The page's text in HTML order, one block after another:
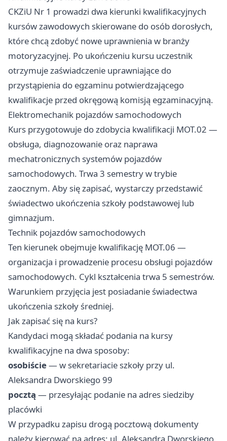
CKZiU Nr 1 prowadzi dwa kierunki kwalifikacyjnych
kursów zawodowych skierowane do osób dorosłych,
które chcą zdobyć nowe uprawnienia w branży
motoryzacyjnej. Po ukończeniu kursu uczestnik
otrzymuje zaświadczenie uprawniające do
przystąpienia do egzaminu potwierdzającego
kwalifikacje przed okręgową komisją egzaminacyjną.
Elektromechanik pojazdów samochodowych
Kurs przygotowuje do zdobycia kwalifikacji MOT.02 —
obsługa, diagnozowanie oraz naprawa
mechatronicznych systemów pojazdów
samochodowych. Trwa 3 semestry w trybie
zaocznym. Aby się zapisać, wystarczy przedstawić
świadectwo ukończenia szkoły podstawowej lub
gimnazjum.
Technik pojazdów samochodowych
Ten kierunek obejmuje kwalifikację MOT.06 —
organizacja i prowadzenie procesu obsługi pojazdów
samochodowych. Cykl kształcenia trwa 5 semestrów.
Warunkiem przyjęcia jest posiadanie świadectwa
ukończenia szkoły średniej.
Jak zapisać się na kurs?
Kandydaci mogą składać podania na kursy
kwalifikacyjne na dwa sposoby:
osobiście— w sekretariacie szkoły przy ul.
Aleksandra Dworskiego 99
pocztą — przesyłając podanie na adres siedziby
placówki
W przypadku zapisu drogą pocztową dokumenty